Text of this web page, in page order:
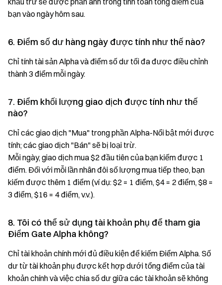
bạn vào ngày hôm sau.
6. Điểm số dư hàng ngày được tính như thế nào?
Chỉ tính tài sản Alpha và điểm số dư tối đa được điều chỉnh
thành 3 điểm mỗi ngày.
7. Điểm khối lượng giao dịch được tính như thế
nào?
Chỉ các giao dịch "Mua" trong phần Alpha-Nổi bật mới được
tính; các giao dịch "Bán" sẽ bị loại trừ.
Mỗi ngày, giao dịch mua $2 đầu tiên của bạn kiếm được 1
điểm. Đối với mỗi lần nhân đôi số lượng mua tiếp theo, bạn
kiếm được thêm 1 điểm (ví dụ: $2 = 1 điểm, $4 = 2 điểm, $8 =
3 điểm, $16 = 4 điểm, v.v.).
8. Tôi có thể sử dụng tài khoản phụ để tham gia
Điểm Gate Alpha không?
Chỉ tài khoản chính mới đủ điều kiện để kiếm Điểm Alpha. Số
dư từ tài khoản phụ được kết hợp dưới tổng điểm của tài
khoản chính và việc chia số dư giữa các tài khoản sẽ không